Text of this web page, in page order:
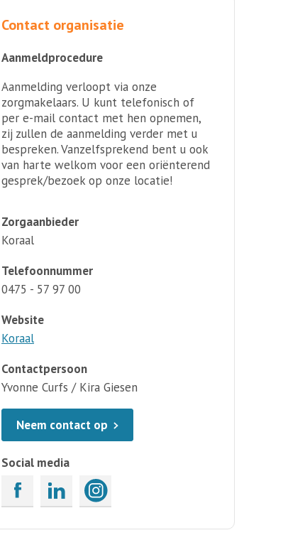
Contact organisatie
Aanmeldprocedure
Aanmelding verloopt via onze
zorgmakelaars. U kunt telefonisch of
per e-mail contact met hen opnemen,
zij zullen de aanmelding verder met u
bespreken. Vanzelfsprekend bent u ook
van harte welkom voor een oriënterend
gesprek/bezoek op onze locatie!
Zorgaanbieder
Koraal
Telefoonnummer
0475 - 57 97 00
Website
Koraal
Contactpersoon
Yvonne Curfs / Kira Giesen
Neem contact op
Social media